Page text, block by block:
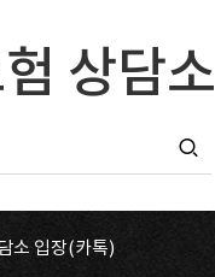
상담소
소 입장(카톡)